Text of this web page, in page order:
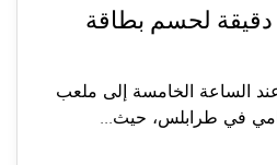
ديربي الشمال 90 دقيقة لحسم بطاقة
الساعة الخامسة إلى ملعب
في طرابلس، حيث...